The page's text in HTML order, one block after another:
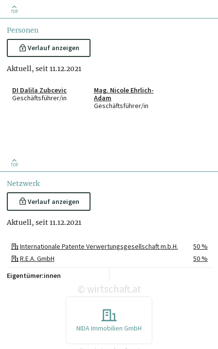
TOP
Personen
Verlauf anzeigen
Aktuell, seit 11.12.2021
DI Dalila Zubcevic
Geschäftsführer/in
Mag. Nicole Ehrlich-
Adam
Geschäftsführer/in
TOP
Netzwerk
Verlauf anzeigen
Aktuell, seit 11.12.2021
Internationale Patente Verwertungsgesellschaft m.b.H.
50 %
R.E.A. GmbH
50 %
Eigentümer:innen
© wirtschaft.at
NIDA Immobilien GmbH